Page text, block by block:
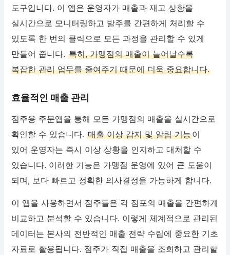
도구입니다. 이 앱은 운영자가 매출과 재고 상황을
실시간으로 모니터링하고 발주를 간편하게 처리할 수
있도록 한 번의 클릭으로 모든 과정을 관리할 수 있게
만들어 줍니다.특히, 가맹점의 매출이 늘어날수록
복잡한 관리 업무를 줄여주기 때문에 더욱 중요합니다.
효율적인 매출 관리
점주용 주문앱을 통해 모든 가맹점의 매출을 실시간으로
확인할 수 있습니다.매출 이상 감지 및 알림 기능이
있어 운영자는 즉시 이상 상황을 인지하고 대처할 수
있습니다. 이러한 기능은 가맹점 운영에 있어 큰 도움이
되며, 보다 빠르고 정확한 의사결정을 가능하게 합니다.
이 앱을 사용하면서 점주들은 각 점포의 매출을 간편하게
비교하고 분석할 수 있습니다. 이렇게 체계적으로 관리된
데이터는 본사의 전반적인 매출 전략 수립에 중요한 기초
자료로 활용됩니다. 점주가 직접 매출을 조회하고 관리할